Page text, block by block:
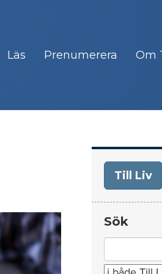
Läs Prenumerera Om
Till Liv
Sök
for: